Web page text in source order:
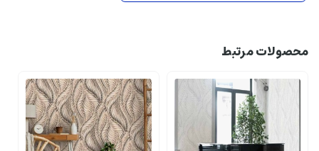
محصولات مرتبط